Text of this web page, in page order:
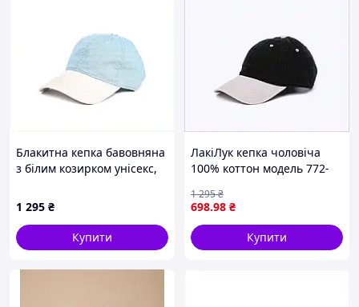
Блакитна кепка бавовняна
з білим козирком унісекс,
1 295 ₴
Купити
ЛакіЛук кепка чоловіча
100% коттон модель 772-
698.98 ₴
1 295₴
Купити